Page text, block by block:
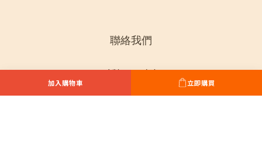
加入購物車 立即購買
聯絡我們
點我加入LINE好友